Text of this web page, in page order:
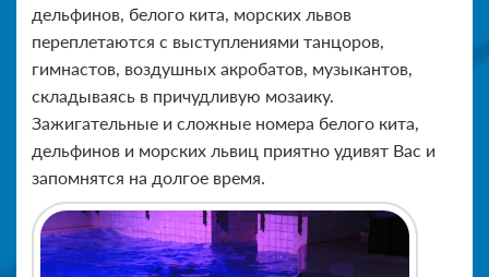
дельфинов, белого кита, морских львов
переплетаются с выступлениями танцоров,
гимнастов, воздушных акробатов, музыкантов,
складываясь в причудливую мозаику.
Зажигательные и сложные номера белого кита,
дельфинов и морских львиц приятно удивят Вас и
запомнятся на долгое время.